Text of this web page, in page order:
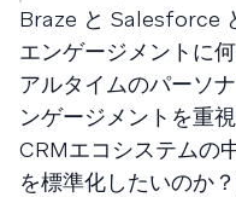
Braze と Salesforce
エンゲージメントに
アルタイムのパーソ
ンゲージメントを重
CRMエコシステムの
を標準化したいのか